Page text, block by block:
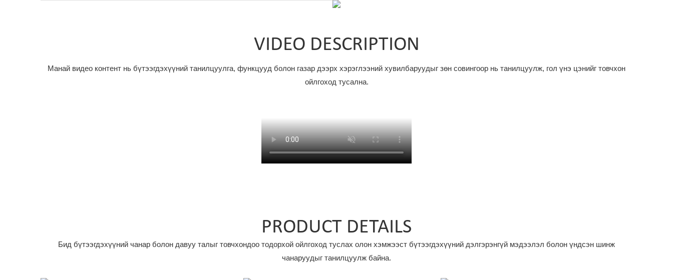
VIDEO DESCRIPTION
Манай видео контент нь бүтээгдэхүүний танилцуулга, функцууд болон газар дээрх хэрэглээний хувилбаруудыг зөн совингоор нь танилцуулж, гол үнэ цэнийг товчхон
ойлгоход тусална.
PRODUCT DETAILS
Бид бүтээгдэхүүний чанар болон давуу талыг товчхондоо тодорхой ойлгоход туслах олон хэмжээст бүтээгдэхүүний дэлгэрэнгүй мэдээлэл болон үндсэн шинж
чанаруудыг танилцуулж байна.